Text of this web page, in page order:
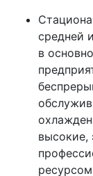
средней
в
высокие,